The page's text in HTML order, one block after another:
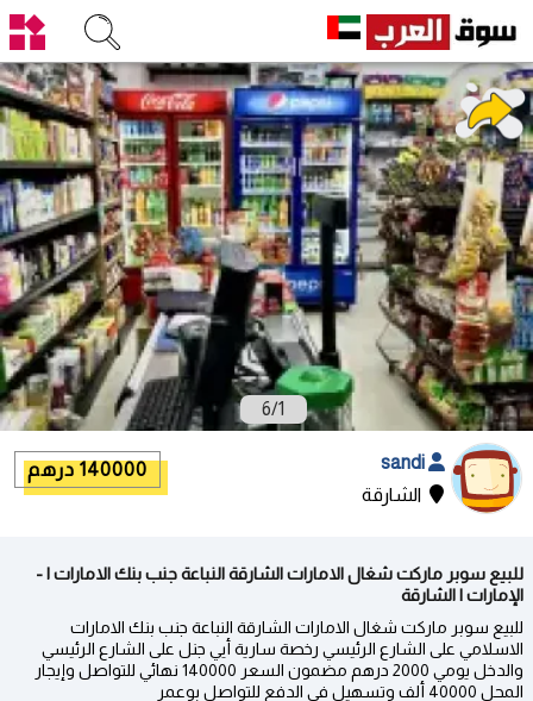
1
/
6
الشارقة
140000 درهم
للبيع سوبر ماركت شغال الامارات الشارقة النباعة جنب بنك الامارات ا -
الإمارات | الشارقة
للبيع سوبر ماركت شغال الامارات الشارقة النباعة جنب بنك الامارات
الاسلامي على الشارع الرئيسي رخصة سارية أيي جنل على الشارع الرئيسي
والدخل يومي 2000 درهم مضمون السعر 140000 نهائي للتواصل وإيجار
المحل 40000 ألف وتسهيل في الدفع للتواصل بوعمر